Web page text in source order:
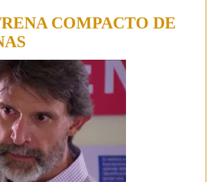
COMPACTO DE